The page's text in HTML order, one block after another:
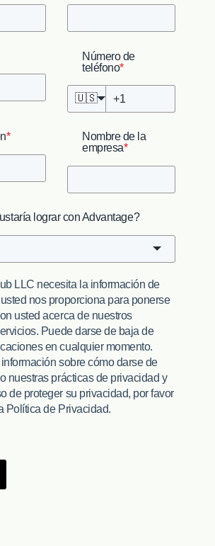
Número de
teléfono*
🇺🇸
*
Nombre de la
empresa*
lograr con Advantage?
LLC necesita la información de
nos proporciona para ponerse
usted acerca de nuestros
Puede darse de baja de
en cualquier momento.
sobre cómo darse de
nuestras prácticas de privacidad y
de proteger su privacidad, por favor
Política de Privacidad.